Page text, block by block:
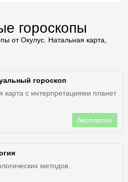
гороскопы
от Окулус. Натальная карта,
гороскоп
карта с интерпретациями планет
бесплатно
методов.